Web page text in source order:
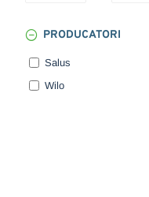
PRODUCATORI
Salus
Wilo